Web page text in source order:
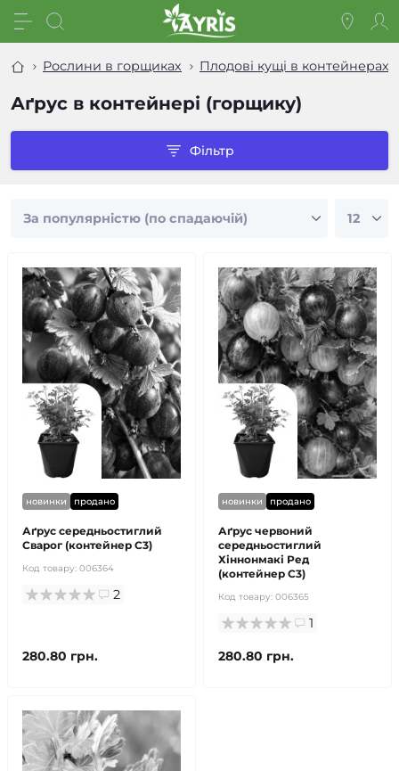
Рослини в горщиках Плодові кущі в контейнерах
Аґрус в контейнері (горщику)
Фільтр
новинки продано
Аґрус середньостиглий
Сварог (контейнер С3)
Код товару: 006364
2
280.80 грн.
новинки продано
Аґрус червоний
середньостиглий
Хіннонмакі Ред
(контейнер С3)
Код товару: 006365
1
280.80 грн.